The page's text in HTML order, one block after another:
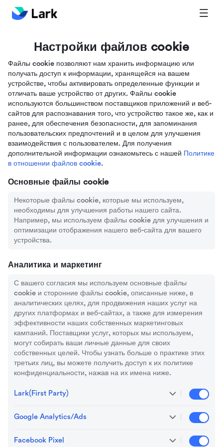
Настройки файлов cookie
Файлы cookie позволяют нам хранить информацию или
получать доступ к информации, хранящейся на вашем
устройстве, чтобы активировать определенные функции и
отличать ваше устройство от других. Файлы cookie
используются большинством поставщиков приложений и веб-
сайтов для распознавания того, что устройство такое же, как и
ранее, для обеспечения безопасности, для запоминания
пользовательских предпочтений и в целом для улучшения
взаимодействия с пользователем. Для получения
дополнительной информации ознакомьтесь с нашей Политике
в отношении файлов cookie.
Основные файлы cookie
Некоторые файлы cookie, которые мы используем,
необходимы для улучшения работы нашего сайта.
Например, мы используем файлы cookie для улучшения и
оптимизации отображения нашего веб-сайта для вашего
устройства.
Аналитика и маркетинг
С вашего согласия мы используем основные файлы
cookie и сторонние файлы cookie, описанные ниже, в
аналитических целях, для продвижения наших услуг на
других платформах и веб-сайтах, а также для измерения
эффективности наших собственных маркетинговых
кампаний. Поставщики услуг, которых мы используем,
могут собирать ваши личные данные для своих
собственных целей. Чтобы узнать больше о практике этих
третьих лиц, вы можете получить доступ к их политике
конфиденциальности, нажав на их имена ниже.
Lark(First Party)
purposes such as to understand how you
view and how you interact with content.
Google Analytics/Ads
marketing campaigns, including to track ad
Facebook Pixel